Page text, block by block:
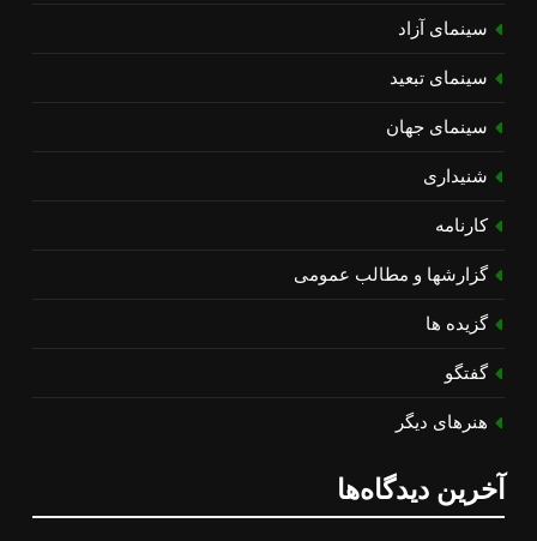
سینمای آزاد
سینمای تبعید
سینمای جهان
شنیداری
کارنامه
گزارشها و مطالب عمومی
گزیده ها
گفتگو
هنرهای دیگر
آخرین دیدگاه‌ها